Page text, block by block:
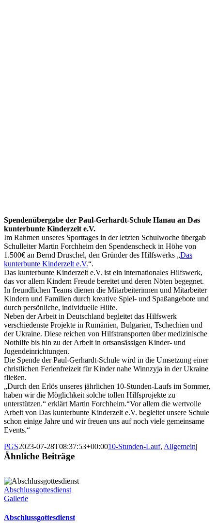
Spendenübergabe der Paul-Gerhardt-Schule Hanau an Das
kunterbunte Kinderzelt e.V.
Im Rahmen unseres Sporttages in der letzten Schulwoche übergab
Schulleiter Martin Forchheim den Spendenscheck in Höhe von
1.500€ an Bernd Druschel, den Gründer des Hilfswerks „Das
kunterbunte Kinderzelt e.V.“.
Das kunterbunte Kinderzelt e.V. ist ein internationales Hilfswerk,
das vor allem Kindern Freude bereitet und deren Nöten begegnet.
In freundlichen Teams dienen die Mitarbeiterinnen und Mitarbeiter
Kindern und Familien durch kreative Spiel- und Spaßangebote und
durch persönliche, individuelle Hilfe.
Neben der Arbeit in Deutschland begleitet das Hilfswerk
verschiedenste Projekte in Rumänien, Bulgarien, Tschechien und
der Ukraine. Diese reichen von Hilfstransporten über medizinische
Nothilfe bis hin zu der Arbeit in ortsansässigen Kinder- und
Jugendeinrichtungen.
Die Spende der Paul-Gerhardt-Schule wird in die Umsetzung einer
christlichen Ferienfreizeit für Kinder nahe Winnzyja in der Ukraine
fließen.
„Durch den Erlös unseres jährlichen 10-Stunden-Laufs im Sommer,
haben wir die Möglichkeit solche tollen Hilfsprojekte zu
unterstützen.“ erklärt Martin Forchheim.“Vor allem die wertvolle
Arbeit von Das kunterbunte Kinderzelt e.V. begleitet unsere Schule
schon einige Jahre und wir freuen uns auf noch viele gemeinsame
Events.“
PGS2023-07-28T08:37:53+00:0010-Stunden-Lauf, Allgemein|
Ähnliche Beiträge
Abschlussgottesdienst
Gallerie
Abschlussgottesdienst